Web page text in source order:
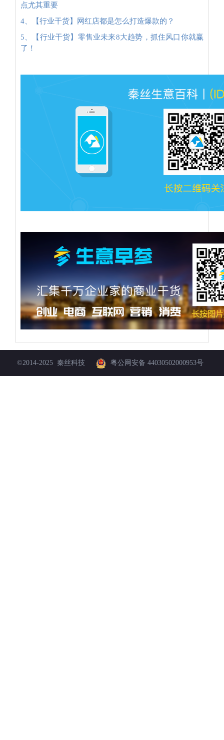
点尤其重要
4、【行业干货】网红店都是怎么打造爆款的？
5、【行业干货】零售业未来8大趋势，抓住风口你就赢
了！
©2014-2025秦丝科技 粤公网安备 44030502000953号